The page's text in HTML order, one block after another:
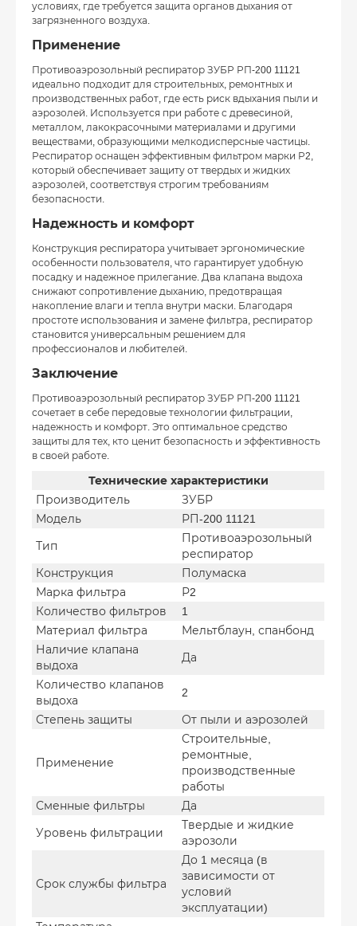
условиях, где требуется защита органов дыхания от
загрязненного воздуха.
Применение
Противоаэрозольный респиратор ЗУБР РП-200 11121
идеально подходит для строительных, ремонтных и
производственных работ, где есть риск вдыхания пыли и
аэрозолей. Используется при работе с древесиной,
металлом, лакокрасочными материалами и другими
веществами, образующими мелкодисперсные частицы.
Респиратор оснащен эффективным фильтром марки Р2,
который обеспечивает защиту от твердых и жидких
аэрозолей, соответствуя строгим требованиям
безопасности.
Надежность и комфорт
Конструкция респиратора учитывает эргономические
особенности пользователя, что гарантирует удобную
посадку и надежное прилегание. Два клапана выдоха
снижают сопротивление дыханию, предотвращая
накопление влаги и тепла внутри маски. Благодаря
простоте использования и замене фильтра, респиратор
становится универсальным решением для
профессионалов и любителей.
Заключение
Противоаэрозольный респиратор ЗУБР РП-200 11121
сочетает в себе передовые технологии фильтрации,
надежность и комфорт. Это оптимальное средство
защиты для тех, кто ценит безопасность и эффективность
в своей работе.
Технические характеристики
Производитель
ЗУБР
Модель
РП-200 11121
Тип
Противоаэрозольный
респиратор
Конструкция
Полумаска
Марка фильтра
Р2
Количество фильтров
1
Материал фильтра
Мельтблаун, спанбонд
Наличие клапана
выдоха
Да
Количество клапанов
выдоха
2
Степень защиты От пыли и аэрозолей
Применение
Строительные,
ремонтные,
производственные
работы
Сменные фильтры
Да
Уровень фильтрации
Твердые и жидкие
аэрозоли
Срок службы фильтра
До 1 месяца (в
зависимости от
условий
эксплуатации)